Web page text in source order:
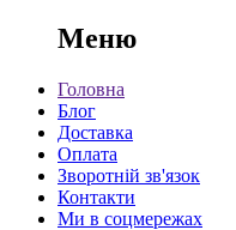
Меню
Головна
Блог
Доставка
Оплата
Зворотній зв'язок
Контакти
Ми в соцмережах